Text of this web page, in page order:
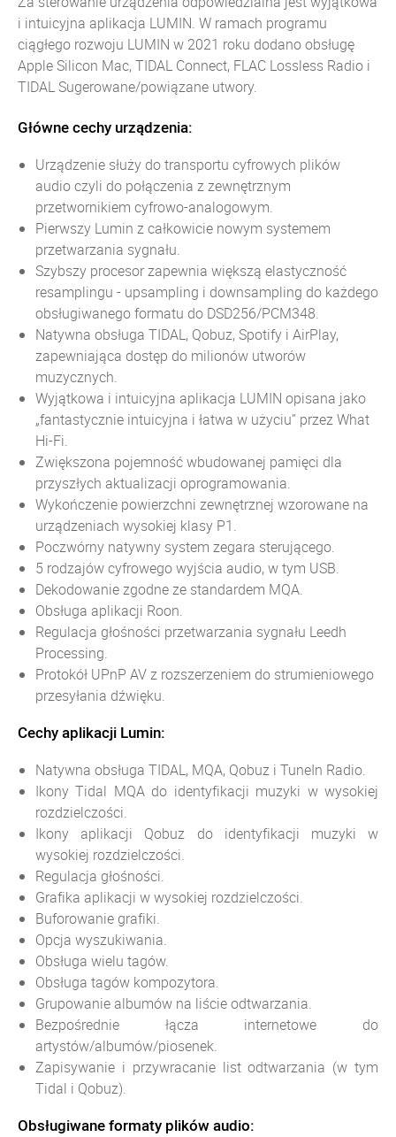
i intuicyjna aplikacja LUMIN. W ramach programu
ciągłego rozwoju LUMIN w 2021 roku dodano obsługę
Apple Silicon Mac, TIDAL Connect, FLAC Lossless Radio i
TIDAL Sugerowane/powiązane utwory.
Główne cechy urządzenia:
Urządzenie służy do transportu cyfrowych plików
audio czyli do połączenia z zewnętrznym
przetwornikiem cyfrowo-analogowym.
Pierwszy Lumin z całkowicie nowym systemem
przetwarzania sygnału.
Szybszy procesor zapewnia większą elastyczność
resamplingu - upsampling i downsampling do każdego
obsługiwanego formatu do DSD256/PCM348.
Natywna obsługa TIDAL, Qobuz, Spotify i AirPlay,
zapewniająca dostęp do milionów utworów
muzycznych.
Wyjątkowa i intuicyjna aplikacja LUMIN opisana jako
„fantastycznie intuicyjna i łatwa w użyciu” przez What
Hi-Fi.
Zwiększona pojemność wbudowanej pamięci dla
przyszłych aktualizacji oprogramowania.
Wykończenie powierzchni zewnętrznej wzorowane na
urządzeniach wysokiej klasy P1.
Poczwórny natywny system zegara sterującego.
5 rodzajów cyfrowego wyjścia audio, w tym USB.
Dekodowanie zgodne ze standardem MQA.
Obsługa aplikacji Roon.
Regulacja głośności przetwarzania sygnału Leedh
Processing.
Protokół UPnP AV z rozszerzeniem do strumieniowego
przesyłania dźwięku.
Cechy aplikacji Lumin:
Natywna obsługa TIDAL, MQA, Qobuz i TuneIn Radio.
Ikony Tidal MQA do identyfikacji muzyki w wysokiej
rozdzielczości.
Ikony aplikacji Qobuz do identyfikacji muzyki w
wysokiej rozdzielczości.
Regulacja głośności.
Grafika aplikacji w wysokiej rozdzielczości.
Buforowanie grafiki.
Opcja wyszukiwania.
Obsługa wielu tagów.
Obsługa tagów kompozytora.
Grupowanie albumów na liście odtwarzania.
Bezpośrednie łącza internetowe do
artystów/albumów/piosenek.
Zapisywanie i przywracanie list odtwarzania (w tym
Tidal i Qobuz).
Obsługiwane formaty plików audio: